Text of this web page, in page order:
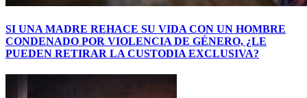
SI UNA MADRE REHACE SU VIDA CON UN HOMBRE
CONDENADO POR VIOLENCIA DE GÉNERO, ¿LE
PUEDEN RETIRAR LA CUSTODIA EXCLUSIVA?